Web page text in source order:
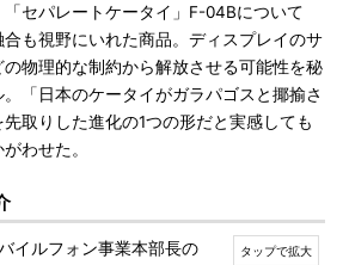
セパレートケータイ」F-04Bについて
も視野にいれた商品。ディスプレイのサ
物理的な制約から解放させる可能性を秘
「日本のケータイがガラパゴスと揶揄さ
取りした進化の1つの形だと実感しても
わせた。
イルフォン事業本部長の